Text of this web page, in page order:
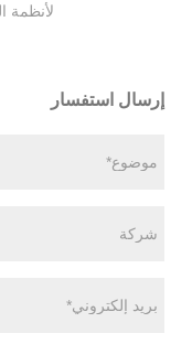
لأنظمة
إرسال استفسار